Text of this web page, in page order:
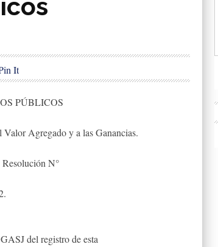
It
PÚBLICOS
Agregado y a las Ganancias.
N°
del registro de esta